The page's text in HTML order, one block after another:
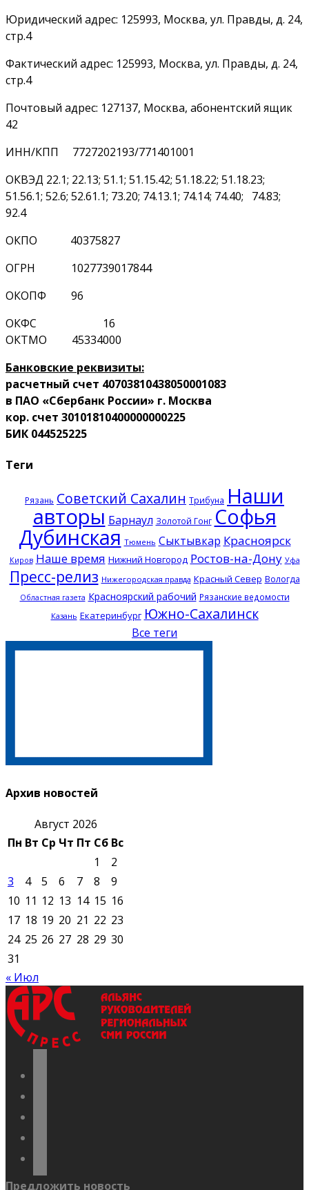
Юридический адрес: 125993, Москва, ул. Правды, д. 24,
стр.4
Фактический адрес: 125993, Москва, ул. Правды, д. 24,
стр.4
Почтовый адрес: 127137, Москва, абонентский ящик
42
ИНН/КПП 7727202193/771401001
ОКВЭД 22.1; 22.13; 51.1; 51.15.42; 51.18.22; 51.18.23;
51.56.1; 52.6; 52.61.1; 73.20; 74.13.1; 74.14; 74.40; 74.83;
92.4
ОКПО 40375827
ОГРН 1027739017844
ОКОПФ 96
ОКФС 16
ОКТМО 45334000
Банковские реквизиты:
расчетный счет 40703810438050001083
в ПАО «Сбербанк России» г. Москва
кор. счет 30101810400000000225
БИК 044525225
Теги
Рязань Советский Сахалин Трибуна Наши
авторы Барнаул Золотой Гонг Софья
Дубинская Тюмень Сыктывкар Красноярск
Киров Наше время Нижний Новгород Ростов-на-Дону Уфа
Пресс-релиз Нижегородская правда Красный Север Вологда
Областная газета Красноярский рабочий Рязанские ведомости
Казань Екатеринбург Южно-Сахалинск
Все теги
Архив новостей
Август 2026
Пн Вт Ср Чт Пт Сб Вс
1
2
3
4 5 6 7 8
9
10 11 12 13 14 15 16
17 18 19 20 21 22 23
24 25 26 27 28 29 30
31
« Июл
Предложить новость